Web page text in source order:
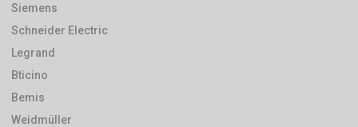
Siemens
Schneider Electric
Legrand
Bticino
Bemis
Weidmüller